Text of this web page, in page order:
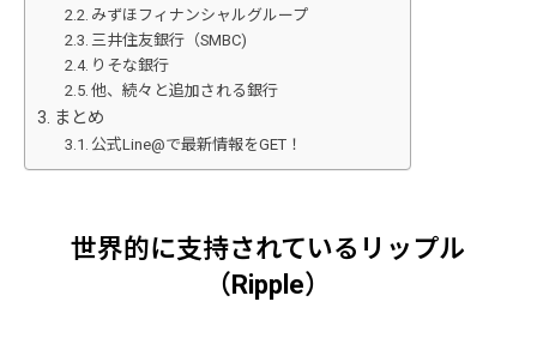
みずほフィナンシャルグループ
三井住友銀行（SMBC)
りそな銀行
他、続々と追加される銀行
まとめ
公式Line@で最新情報をGET！
世界的に支持されているリップル
（Ripple）